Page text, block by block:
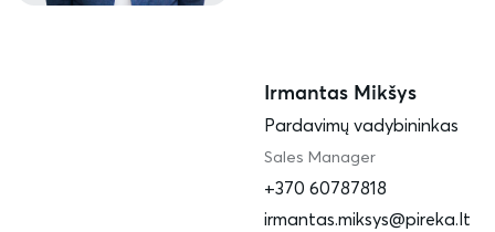
Irmantas Mikšys
Pardavimų vadybininkas
Sales Manager
+370 60787818
irmantas.miksys@pireka.lt